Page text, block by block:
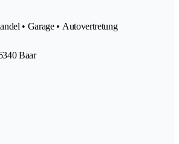
• Garage • Autovertretung
Baar